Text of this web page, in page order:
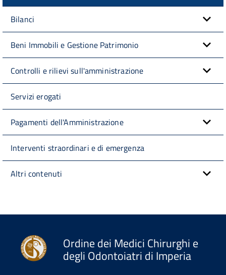
Bilanci
Beni Immobili e Gestione Patrimonio
Controlli e rilievi sull'amministrazione
Servizi erogati
Pagamenti dell'Amministrazione
Interventi straordinari e di emergenza
Altri contenuti
Ordine dei Medici Chirurghi e
degli Odontoiatri di Imperia